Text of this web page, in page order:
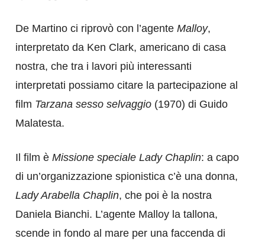
De Martino ci riprovò con l’agente Malloy,
interpretato da Ken Clark, americano di casa
nostra, che tra i lavori più interessanti
interpretati possiamo citare la partecipazione al
film Tarzana sesso selvaggio (1970) di Guido
Malatesta.
Il film è Missione speciale Lady Chaplin: a capo
di un’organizzazione spionistica c’è una donna,
Lady Arabella Chaplin, che poi è la nostra
Daniela Bianchi. L’agente Malloy la tallona,
scende in fondo al mare per una faccenda di